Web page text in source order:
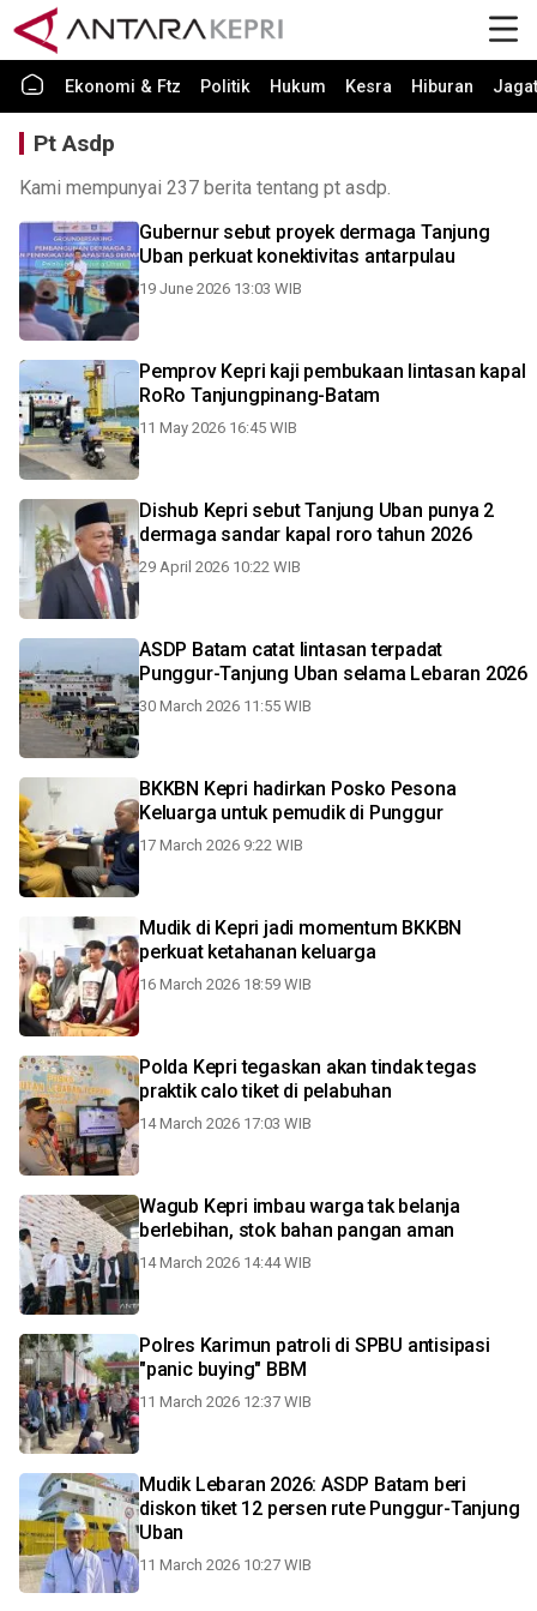
Ekonomi & Ftz Politik Hukum Kesra Hiburan Jagat
Pt Asdp
Kami mempunyai 237 berita tentang pt asdp.
Gubernur sebut proyek dermaga Tanjung
Uban perkuat konektivitas antarpulau
19 June 2026 13:03 WIB
Pemprov Kepri kaji pembukaan lintasan kapal
RoRo Tanjungpinang-Batam
11 May 2026 16:45 WIB
Dishub Kepri sebut Tanjung Uban punya 2
dermaga sandar kapal roro tahun 2026
29 April 2026 10:22 WIB
ASDP Batam catat lintasan terpadat
Punggur-Tanjung Uban selama Lebaran 2026
30 March 2026 11:55 WIB
BKKBN Kepri hadirkan Posko Pesona
Keluarga untuk pemudik di Punggur
17 March 2026 9:22 WIB
Mudik di Kepri jadi momentum BKKBN
perkuat ketahanan keluarga
16 March 2026 18:59 WIB
Polda Kepri tegaskan akan tindak tegas
praktik calo tiket di pelabuhan
14 March 2026 17:03 WIB
Wagub Kepri imbau warga tak belanja
berlebihan, stok bahan pangan aman
14 March 2026 14:44 WIB
Polres Karimun patroli di SPBU antisipasi
"panic buying" BBM
11 March 2026 12:37 WIB
Mudik Lebaran 2026: ASDP Batam beri
diskon tiket 12 persen rute Punggur-Tanjung
Uban
11 March 2026 10:27 WIB